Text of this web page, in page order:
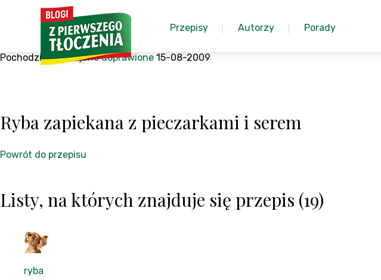
Przepisy Autorzy Porady
Pochodzi z:Pokrojone doprawione 15-08-2009
Ryba zapiekana z pieczarkami i serem
Powrót do przepisu
Listy, na których znajduje się przepis (19)
ryba